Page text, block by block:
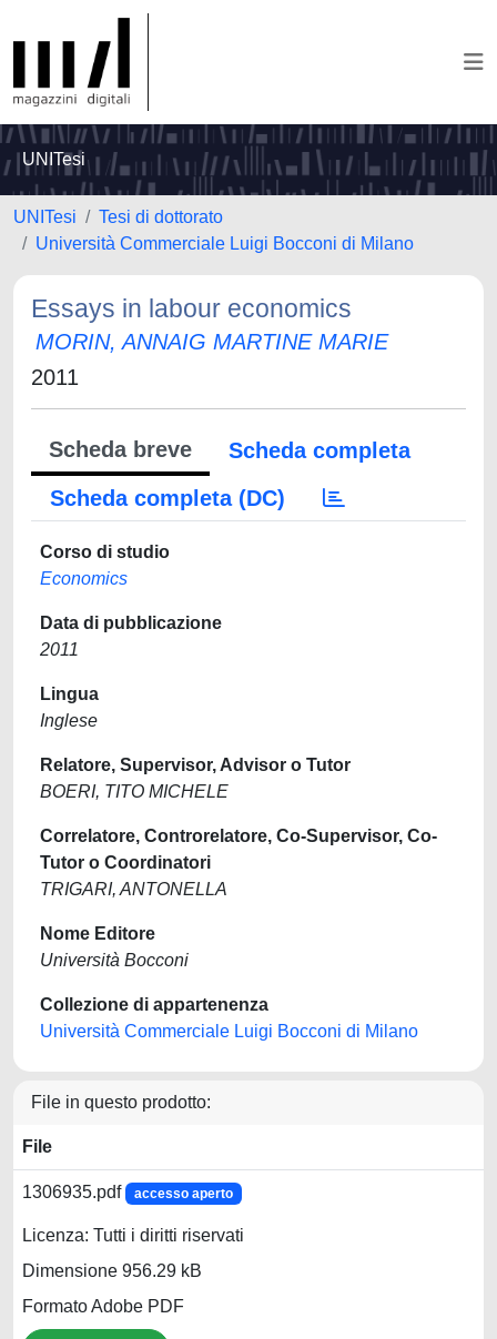
UNITesi
UNITesi
Tesi di dottorato
Università Commerciale Luigi Bocconi di Milano
Essays in labour economics
MORIN, ANNAIG MARTINE MARIE
2011
Scheda breve
Scheda completa
Scheda completa (DC)
Corso di studio
Economics
Data di pubblicazione
2011
Lingua
Inglese
Relatore, Supervisor, Advisor o Tutor
BOERI, TITO MICHELE
Correlatore, Controrelatore, Co-Supervisor, Co-
Tutor o Coordinatori
TRIGARI, ANTONELLA
Nome Editore
Università Bocconi
Collezione di appartenenza
Università Commerciale Luigi Bocconi di Milano
File in questo prodotto:
File
1306935.pdf accesso aperto
Licenza: Tutti i diritti riservati
Dimensione 956.29 kB
Formato Adobe PDF